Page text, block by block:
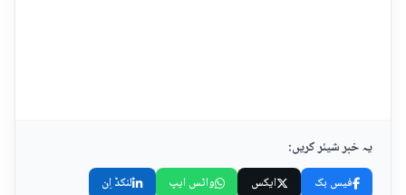
یہ خبر شیئر کریں:
فیس بک ایکس واٹس ایپ لنکڈ اِن